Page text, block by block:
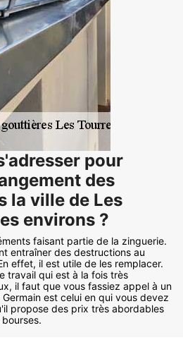
pour
des
la ville de Les
environs ?
faisant partie de la zinguerie.
entraîner des destructions au
effet, il est utile de les remplacer.
travail qui est à la fois très
il faut que vous fassiez appel à un
est celui en qui vous devez
propose des prix très abordables